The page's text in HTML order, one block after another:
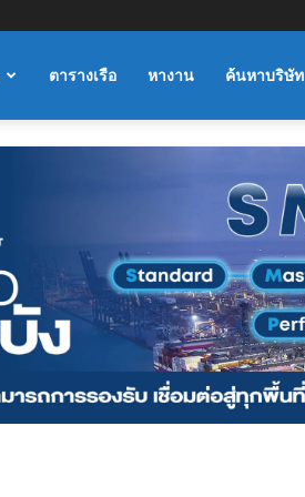
ตารางเรือ หางาน ค้นหาบริษัท